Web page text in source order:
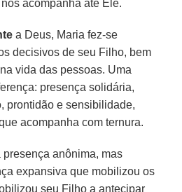
acompanha até Ele.
a Deus, Maria fez-se
decisivos de seu Filho, bem
vida das pessoas. Uma
presença solidária,
prontidão e sensibilidade,
acompanha com ternura.
anônima, mas
expansiva que mobilizou os
seu Filho a antecipar